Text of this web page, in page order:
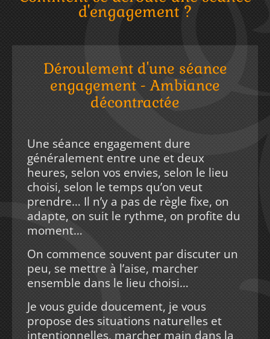
d'engagement ?
Déroulement d'une séance
engagement - Ambiance
décontractée
Une séance engagement dure
généralement entre une et deux
heures, selon vos envies, selon le lieu
choisi, selon le temps qu’on veut
prendre… Il n’y a pas de règle fixe, on
adapte, on suit le rythme, on profite du
moment…
On commence souvent par discuter un
peu, se mettre à l’aise, marcher
ensemble dans le lieu choisi…
Je vous guide doucement, je vous
propose des situations naturelles et
intentionnelles, marcher main dans la